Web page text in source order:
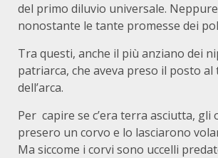
del primo diluvio universale.
nonostante le tante promesse dei
Tra questi, anche il più anziano dei
patriarca, che aveva preso il posto al
dell’arca.
Per capire se c’era terra asciutta, gli
presero un corvo e lo lasciarono
Ma siccome i corvi sono uccelli